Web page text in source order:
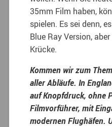
35mm Film haben,
spielen. Es sei denn,
Blue Ray Version,
Krücke.
Kommen wir zum
aller Abläufe. In
auf Knopfdruck, ohne
Filmvorführer, mit
modernen Flughäfen.